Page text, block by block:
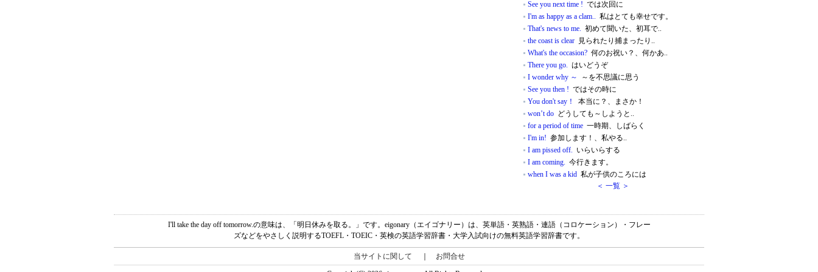
See you next time ! では次回に
I'm as happy as a clam.. 私はとても幸せです。
That's news to me. 初めて聞いた、初耳で..
the coast is clear 見られたり捕まったり..
What's the occasion? 何のお祝い？、何かあ..
There you go. はいどうぞ
I wonder why ～
～を不思議に思う
See you then ! ではその時に
You don't say！
本当に？、まさか！
won’t do どうしても～しようと..
for a period of time 一時期、しばらく
I'm in! 参加します！、私やる..
I am pissed off. いらいらする
I am coming. 今行きます。
when I was a kid 私が子供のころには
＜ 一覧 ＞
I'll take the day off tomorrow.の意味は、「明日休みを取る。」です。eigonary（エイゴナリー）は、英単語・英熟語・連語（コロケーション）・フレー
ズなどをやさしく説明するTOEFL・TOEIC・英検の英語学習辞書・大学入試向けの無料英語学習辞書です。
当サイトに関して お問合せ